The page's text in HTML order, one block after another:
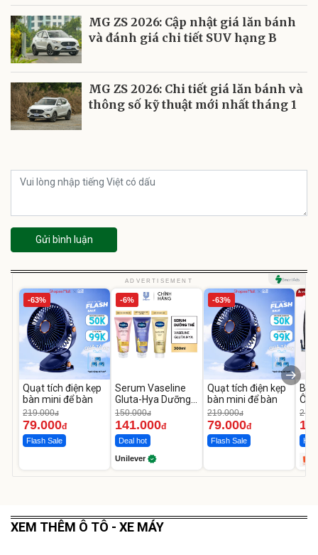
MG ZS 2026: Cập nhật giá lăn bánh
và đánh giá chi tiết SUV hạng B
MG ZS 2026: Chi tiết giá lăn bánh và
thông số kỹ thuật mới nhất tháng 1
Gửi bình luận
ADVERTISEMENT
-63%
Quạt tích điện kẹp
bàn mini để bàn
219.000đ
79.000đ
Flash Sale
-6%
Serum Vaseline
Gluta-Hya Dưỡng
Da Sáng Mịn Sau 7
Ngày
150.000đ
141.000đ
Deal hot
Unilever
-63%
Quạt tích điện kẹp
bàn mini để bàn
219.000đ
79.000đ
Flash Sale
Ô
Hot
XEM THÊM Ô TÔ - XE MÁY